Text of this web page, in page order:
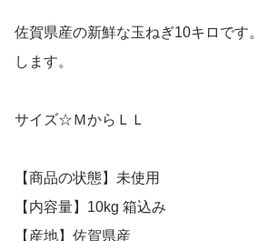
佐賀県産の新鮮な玉ねぎ10キロです
します。
サイズ☆ＭからＬＬ
【商品の状態】未使用
【内容量】10kg 箱込み
【産地】佐賀県産